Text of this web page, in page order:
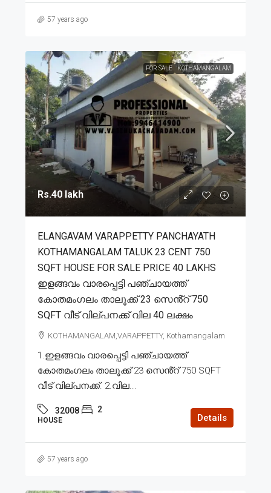
57 years ago
FOR SALE KOTHAMANGALAM
Rs.40 lakh
ELANGAVAM VARAPPETTY PANCHAYATH
KOTHAMANGALAM TALUK 23 CENT 750
SQFT HOUSE FOR SALE PRICE 40 LAKHS
ഇളങ്ങവം വാരപ്പെട്ടി പഞ്ചായത്ത്
കോതമംഗലം താലൂക്ക് 23 സെൻ്റ് 750
SQFT വീട് വില്പനക്ക് വില 40 ലക്ഷം
KOTHAMANGALAM,VARAPPETTY, Kothamangalam
1.ഇളങ്ങവം വാരപ്പെട്ടി പഞ്ചായത്ത്
കോതമംഗലം താലൂക്ക് 23 സെൻ്റ് 750 SQFT
വീട് വില്പനക്ക്. 2.വില...
32008 2
HOUSE Details
57 years ago